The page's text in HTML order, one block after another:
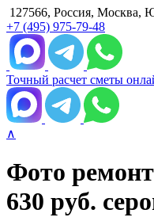
127566, Россия, Москва,
+7 (495) 975-79-48
Точный расчет сметы
∧
Фото
630 руб.